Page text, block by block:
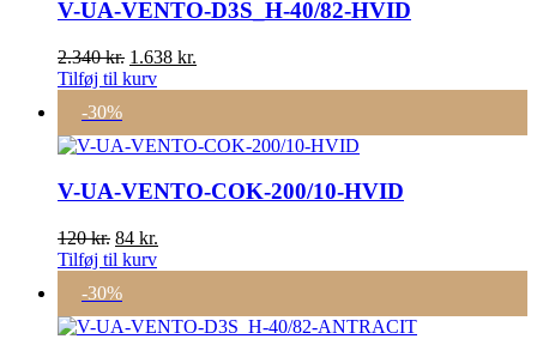
V-UA-VENTO-D3S_H-40/82-HVID
2.340kr. Den
oprindelige
2.340 kr..
1.638 kr.
1.638 kr..
Tilføj til kurv
-30%
V-UA-VENTO-COK-200/10-HVID
120kr. Den
oprindelige
var:
120 kr..
84 kr.
84 kr..
Tilføj til kurv
-30%